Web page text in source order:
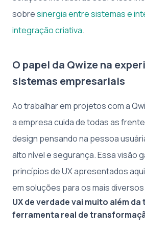
sobresinergia entre sistemas e
integração criativa.
O papel da Qwize na
sistemas empresariais
Ao trabalhar em projetos com a
a empresa cuida de todas as
design pensando na pessoa
alto nível e segurança. Essa visão
princípios de UX apresentados
em soluções para os mais
UX de verdade vai muito além
ferramenta real de